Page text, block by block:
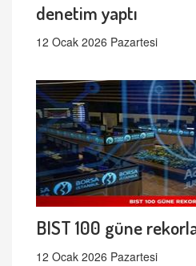
denetim yaptı
12 Ocak 2026 Pazartesi
BIST 100 güne
12 Ocak 2026 Pazartesi